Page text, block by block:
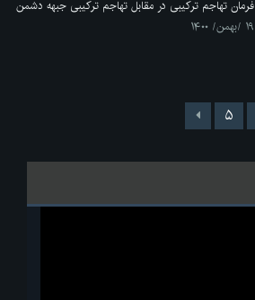
فرمان تهاجم ترکیبی در مقابل تهاجم ترکیبی جبهه دشمن
۱۹ /بهمن/ ۱۴۰۰
۵